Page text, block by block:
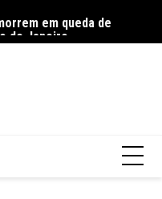
em queda de
de Janeiro